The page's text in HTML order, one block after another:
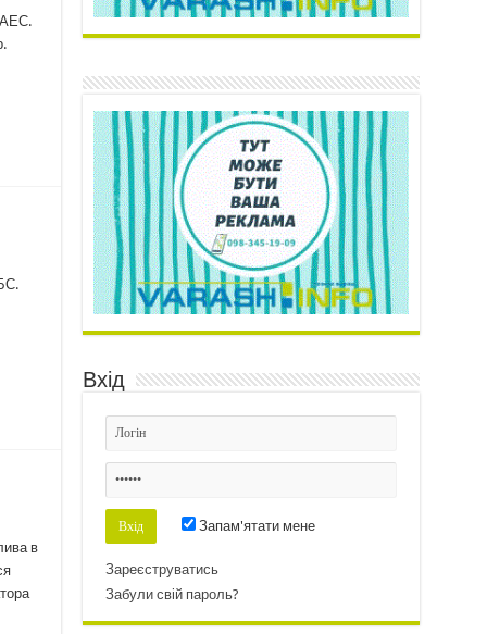
в
Вхід
Запам'ятати мене
Зареєструватись
Забули свій пароль?